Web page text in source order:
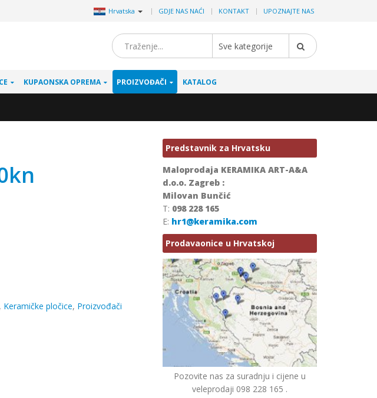
Hrvatska | GDJE NAS NAĆI KONTAKT UPOZNAJTE NAS
Sve kategorije
KUPAONSKA OPREMA PROIZVOĐAČI
KATALOG
kn
, Keramičke pločice, Proizvođači
Predstavnik za Hrvatsku
Maloprodaja KERAMIKA ART-A&A
d.o.o. Zagreb :
Milovan Bunčić
T: 098 228 165
E: hr1@keramika.com
Prodavaonice u Hrvatskoj
Pozovite nas za suradnju i cijene u
veleprodaji 098 228 165 .